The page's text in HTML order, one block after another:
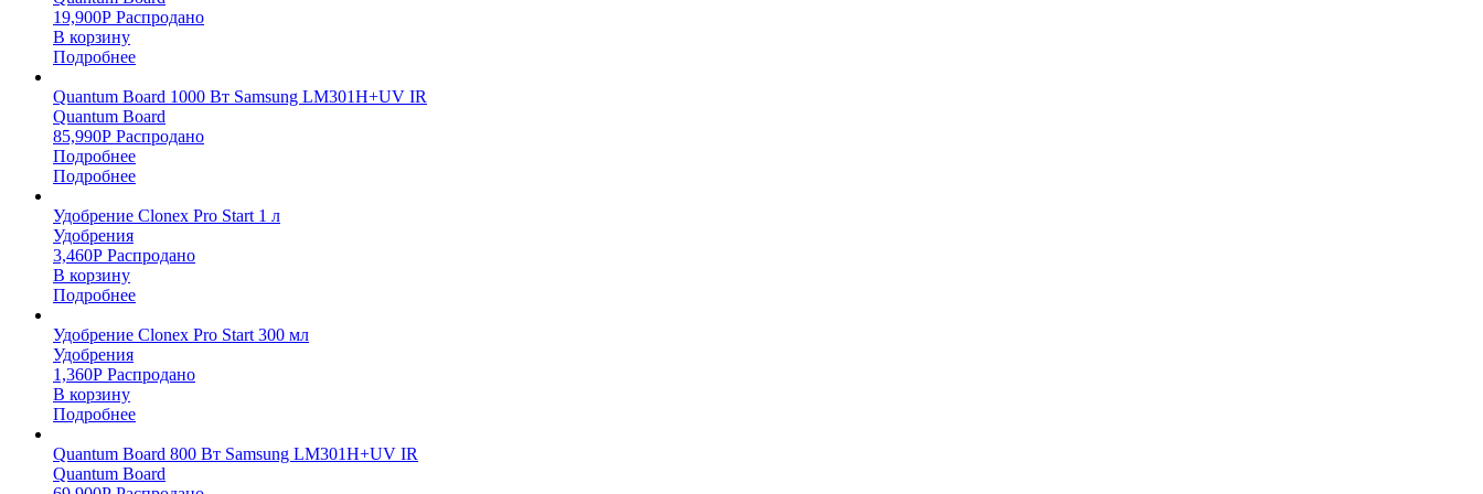
19,900Р Распродано
В корзину
Подробнее
Quantum Board 1000 Вт Samsung LM301H+UV IR
Quantum Board
85,990Р Распродано
Подробнее
Подробнее
Удобрение Clonex Pro Start 1 л
Удобрения
3,460Р Распродано
В корзину
Подробнее
Удобрение Clonex Pro Start 300 мл
Удобрения
1,360Р Распродано
В корзину
Подробнее
Quantum Board 800 Вт Samsung LM301H+UV IR
Quantum Board